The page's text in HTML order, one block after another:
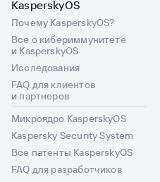
KasperskyOS
Почему KasperskyOS?
Все о кибериммунитете
и KasperskyOS
Исследования
FAQ для клиентов
и партнеров
Микроядро KasperskyOS
Kaspersky Security System
Все патенты KasperskyOS
FAQ для разработчиков